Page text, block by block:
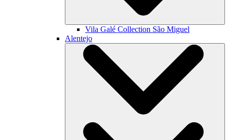
Vila Galé Collection São Miguel
Alentejo